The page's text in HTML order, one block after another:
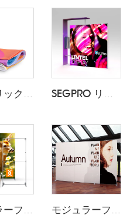
ファブリック ライトボックス印刷 SEGPRO リテールライトボックスブース
モジュラーフレキスタイル折りたたみ布製フレーム モジュラーフレキスタイル折りたたみ布製展示ブース